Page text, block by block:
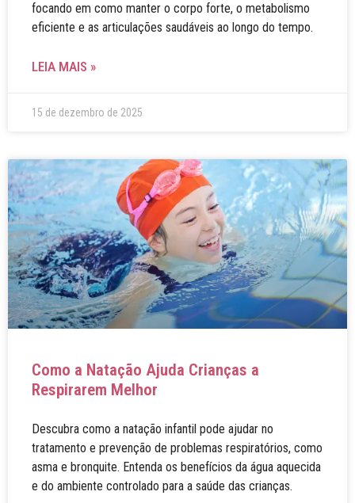
focando em como manter o corpo forte, o metabolismo
eficiente e as articulações saudáveis ao longo do tempo.
LEIA MAIS »
15 de dezembro de 2025
Como a Natação Ajuda Crianças a
Respirarem Melhor
Descubra como a natação infantil pode ajudar no
tratamento e prevenção de problemas respiratórios, como
asma e bronquite. Entenda os benefícios da água aquecida
e do ambiente controlado para a saúde das crianças.